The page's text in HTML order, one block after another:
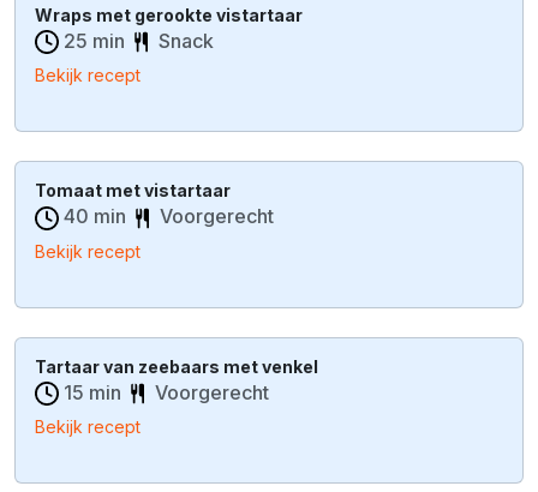
Wraps met gerookte vistartaar
25 min Snack
Bekijk recept
Tomaat met vistartaar
40 min Voorgerecht
Bekijk recept
Tartaar van zeebaars met venkel
15 min Voorgerecht
Bekijk recept